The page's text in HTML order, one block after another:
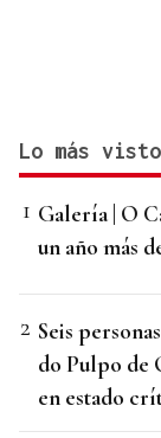
Lo más visto
Galería | O
un año más
Seis
do Pulpo de
en estado